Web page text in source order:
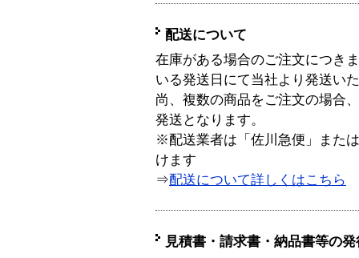
配送について
在庫がある場合のご注文につき
いる発送日にて当社より発送い
尚、複数の商品をご注文の場合
発送となります。
※配送業者は「佐川急便」また
けます
⇒配送について詳しくはこちら
見積書・請求書・納品書等の